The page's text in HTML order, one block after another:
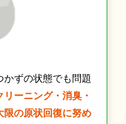
かずの状態でも問題
ーニング・消臭・
限の原状回復に努め